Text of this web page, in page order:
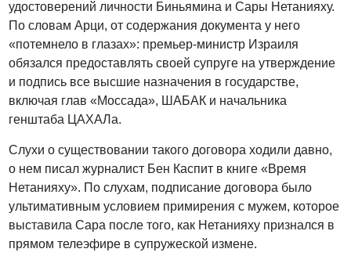
удостоверений личности Биньямина и Сары Нетанияху.
По словам Арци, от содержания документа у него
«потемнело в глазах»: премьер-министр Израиля
обязался предоставлять своей супруге на утверждение
и подпись все высшие назначения в государстве,
включая глав «Моссада», ШАБАК и начальника
генштаба ЦАХАЛа.
Слухи о существовании такого договора ходили давно,
о нем писал журналист Бен Каспит в книге «Время
Нетанияху». По слухам, подписание договора было
ультимативным условием примирения с мужем, которое
выставила Сара после того, как Нетанияху признался в
прямом телеэфире в супружеской измене.